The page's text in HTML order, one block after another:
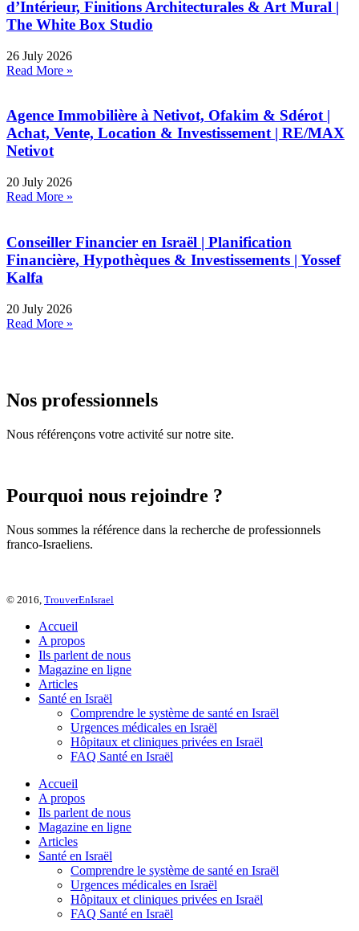
d’Intérieur, Finitions Architecturales & Art Mural |
The White Box Studio
26 July 2026
Read More »
Agence Immobilière à Netivot, Ofakim & Sdérot |
Achat, Vente, Location & Investissement | RE/MAX
Netivot
20 July 2026
Read More »
Conseiller Financier en Israël | Planification
Financière, Hypothèques & Investissements | Yossef
Kalfa
20 July 2026
Read More »
Nos professionnels
Nous référençons votre activité sur notre site.
Pourquoi nous rejoindre ?
Nous sommes la référence dans la recherche de professionnels
franco-Israeliens.
© 2016, TrouverEnIsrael
Accueil
A propos
Ils parlent de nous
Magazine en ligne
Articles
Santé en Israël
Comprendre le système de santé en Israël
Urgences médicales en Israël
Hôpitaux et cliniques privées en Israël
FAQ Santé en Israël
Accueil
A propos
Ils parlent de nous
Magazine en ligne
Articles
Santé en Israël
Comprendre le système de santé en Israël
Urgences médicales en Israël
Hôpitaux et cliniques privées en Israël
FAQ Santé en Israël